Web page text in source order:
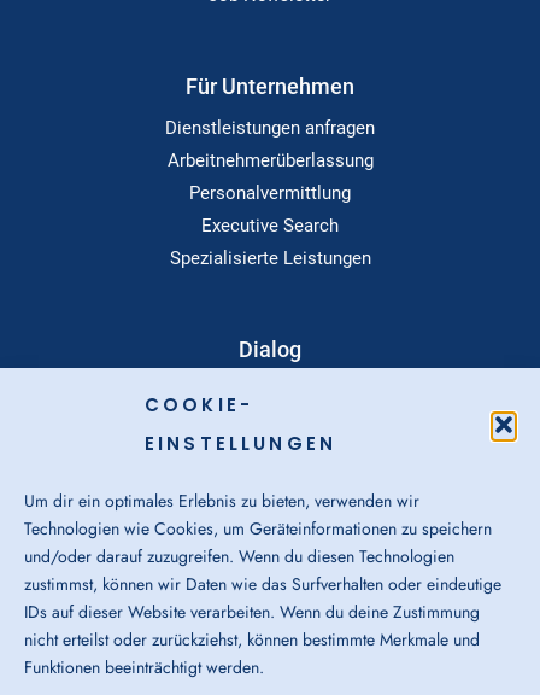
COOKIE-
EINSTELLUNGEN
Um dir ein optimales Erlebnis zu bieten, verwenden wir
Technologien wie Cookies, um Geräteinformationen zu speichern
und/oder darauf zuzugreifen. Wenn du diesen Technologien
zustimmst, können wir Daten wie das Surfverhalten oder eindeutige
IDs auf dieser Website verarbeiten. Wenn du deine Zustimmung
nicht erteilst oder zurückziehst, können bestimmte Merkmale und
Funktionen beeinträchtigt werden.
Für Unternehmen
Dienstleistungen anfragen
Arbeitnehmerüberlassung
Personalvermittlung
Executive Search
Spezialisierte Leistungen
Dialog
Login-Bereich
Downloads
Sitemap-Navigation